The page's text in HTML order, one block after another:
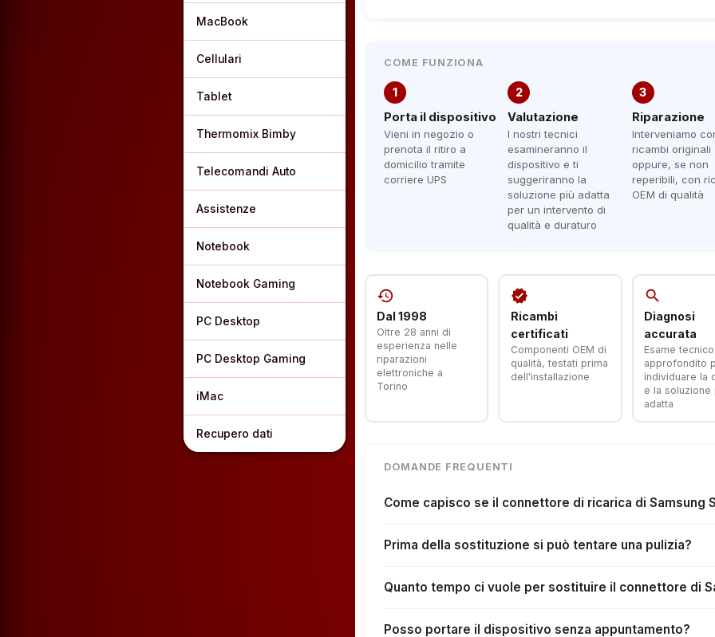
MacBook
Cellulari
Tablet
Thermomix Bimby
Telecomandi Auto
Assistenze
Notebook
Notebook Gaming
PC Desktop
PC Desktop Gaming
iMac
Recupero dati
COME FUNZIONA
1
Porta il dispositivo
Vieni in negozio o
prenota il ritiro a
domicilio tramite
corriere UPS
2
Valutazione
I nostri tecnici
esamineranno il
dispositivo e ti
suggeriranno la
soluzione più adatta
per un intervento di
qualità e duraturo
3
Riparazione
Interveniamo
ricambi originali
oppure, se non
reperibili, con
OEM di qualità
history
Dal 1998
Oltre 28 anni di
esperienza nelle
riparazioni
elettroniche a
Torino
verified
Ricambi
certificati
Componenti OEM di
qualità, testati prima
dell'installazione
search
Diagnosi
accurata
Esame tecnico
approfondito
individuare la
e la soluzione
adatta
DOMANDE FREQUENTI
Come capisco se il connettore di ricarica di Samsung
Prima della sostituzione si può tentare una pulizia?
Quanto tempo ci vuole per sostituire il connettore di
Posso portare il dispositivo senza appuntamento?